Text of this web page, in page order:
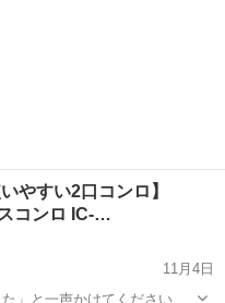
やすい2口コンロ】
コンロ IC-…
11月4日
」と一声かけてください！